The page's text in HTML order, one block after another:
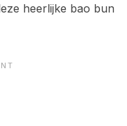
heerlijke bao bun